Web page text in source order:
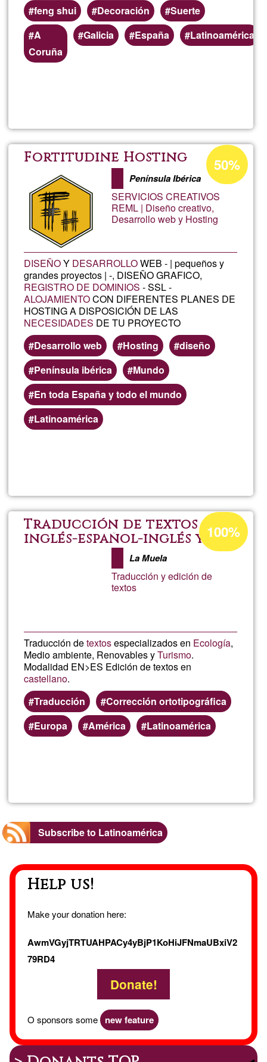
feng shui
Decoración
Suerte
Preferred
(geographic)
service
A
Coruña
Galicia España Latinoamérica
en
Feng
Fortitudine Hosting
Península Ibérica
SERVICIOS CREATIVOS
REML | Diseño creativo,
Desarrollo web y Hosting
DISEÑOY DESARROLLOWEB - | pequeños y
grandes proyectos | -, DISEÑO GRAFICO,
REGISTRO DE DOMINIOS - SSL -
ALOJAMIENTOCON DIFERENTES PLANES DE
HOSTING A DISPOSICIÓN DE LAS
NECESIDADES DE TU PROYECTO
Desarrollo web
Hosting
diseño
Península ibérica
Mundo
En toda España y todo el mundo
Latinoamérica
Acceptance
percentage
Ğ1
50%
Traducción de textos
inglés-español-inglés y
edición de textos
La Muela
Traducción y edición de
textos
Traducción detextosespecializados en Ecología,
Medio ambiente, Renovables yTurismo.
Modalidad EN>ES Edición de textos en
castellano.
Traducción
Corrección ortotipográfica
Europa
América Latinoamérica
Acceptance
percentage
Ğ1
100%
de
Subscribe to Latinoamérica
Help us!
Make your donation here:
AwmVGyjTRTUAHPACy4yBjP1KoHiJFNmaUBxiV2
79RD4
Donate!
O sponsors some new feature